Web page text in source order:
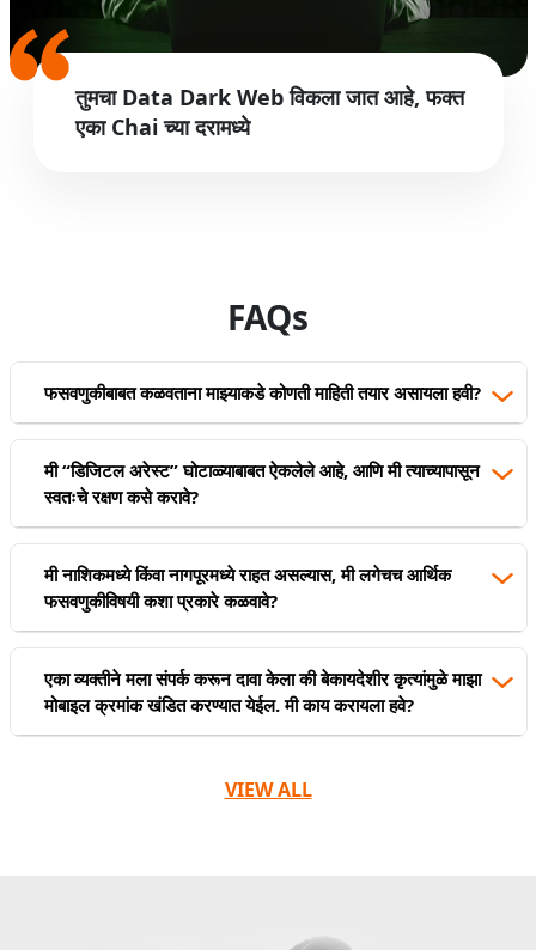
तुमचा Data Dark Web विकला जात आहे, फक्त
एका Chai च्या दरामध्ये
FAQs
फसवणुकीबाबत कळवताना माझ्याकडे कोणती माहिती तयार असायला हवी?
मी “डिजिटल अरेस्ट” घोटाळ्याबाबत ऐकलेले आहे, आणि मी त्याच्यापासून
स्वतःचे रक्षण कसे करावे?
मी नाशिकमध्ये किंवा नागपूरमध्ये राहत असल्यास, मी लगेचच आर्थिक
फसवणुकीविषयी कशा प्रकारे कळवावे?
एका व्यक्तीने मला संपर्क करून दावा केला की बेकायदेशीर कृत्यांमुळे माझा
मोबाइल क्रमांक खंडित करण्यात येईल. मी काय करायला हवे?
VIEW ALL